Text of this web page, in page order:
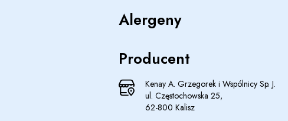
Alergeny
Producent
Kenay A. Grzegorek i Wspólnicy Sp. J.
ul. Częstochowska 25,
62-800 Kalisz